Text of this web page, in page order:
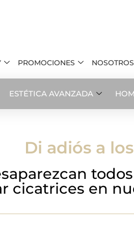
PROMOCIONES NOSOTROS
ESTÉTICA AVANZADA
Di adiós a
cicatrices en